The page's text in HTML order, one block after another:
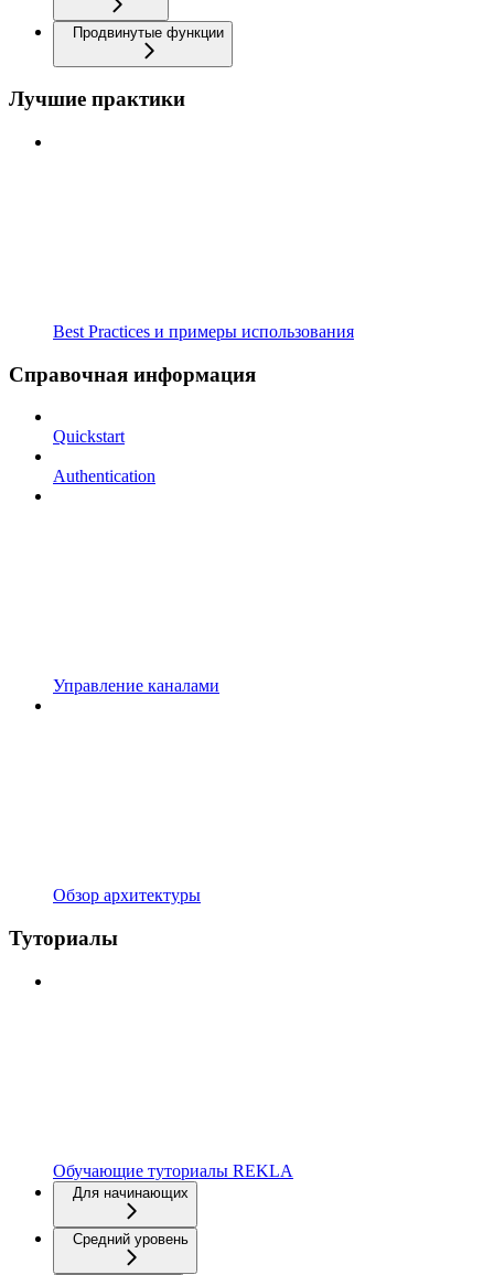
Продвинутые функции
Лучшие практики
Best Practices и примеры использования
Справочная информация
Quickstart
Authentication
Управление каналами
Обзор архитектуры
Туториалы
Обучающие туториалы REKLA
Для начинающих
Средний уровень